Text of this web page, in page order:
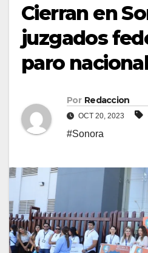
Cierran en
juzgados
paro
Por Redaccion
OCT 20, 2023
#Sonora